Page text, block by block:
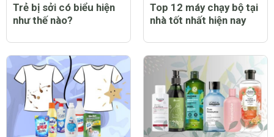
Trẻ bị sởi có biểu hiện
như thế nào?
Top 12 máy chạy bộ tại
nhà tốt nhất hiện nay